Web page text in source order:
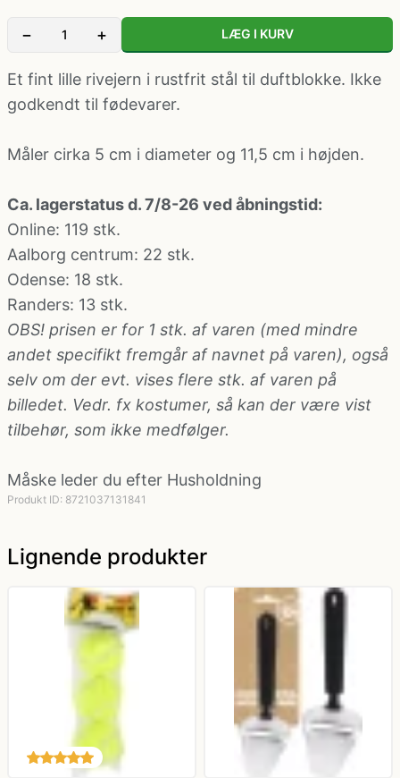
Klovne kostume
Kostume-tilbehør (andet)
Matros, kaptajn og pilot kostume
Mavedanser kostume
Mexicaner kostume
Nonne, præste, munke kostumer
Paryk og skæg
Pirat kostume
Politi kostume, fange kostume og militær
kostume
Strømper og handsker
Superhelte kostume
Tyroler kostume
Vinger til kostume
− + LÆG I KURV
Et fint lille rivejern i rustfrit stål til duftblokke. Ikke
godkendt til fødevarer.
Måler cirka 5 cm i diameter og 11,5 cm i højden.
Ca. lagerstatus d. 7/8-26 ved åbningstid:
Online: 119 stk.
Aalborg centrum: 22 stk.
Odense: 18 stk.
Randers: 13 stk.
OBS! prisen er for 1 stk. af varen (med mindre
andet specifikt fremgår af navnet på varen), også
selv om der evt. vises flere stk. af varen på
billedet. Vedr. fx kostumer, så kan der være vist
tilbehør, som ikke medfølger.
Måske leder du efter Husholdning
Produkt ID: 8721037131841
Lignende produkter